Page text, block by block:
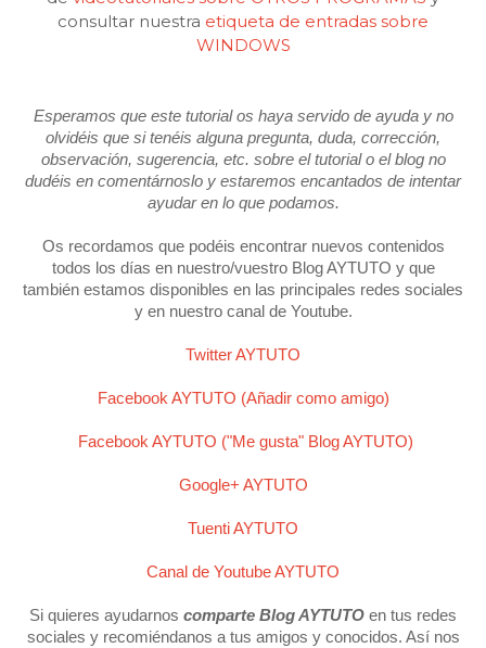
consultar nuestra etiqueta de entradas sobre
WINDOWS
Esperamos que este tutorial os haya servido de ayuda y no
olvidéis que si tenéis alguna pregunta, duda, corrección,
observación, sugerencia, etc. sobre el tutorial o el blog no
dudéis en comentárnoslo y estaremos encantados de intentar
ayudar en lo que podamos.
Os recordamos que podéis encontrar nuevos contenidos
todos los días en nuestro/vuestro Blog AYTUTO y que
también estamos disponibles en las principales redes sociales
y en nuestro canal de Youtube.
Twitter AYTUTO
Facebook AYTUTO (Añadir como amigo)
Facebook AYTUTO ("Me gusta" Blog AYTUTO)
Google+ AYTUTO
Tuenti AYTUTO
Canal de Youtube AYTUTO
Si quieres ayudarnos comparte Blog AYTUTO en tus redes
sociales y recomiéndanos a tus amigos y conocidos. Así nos